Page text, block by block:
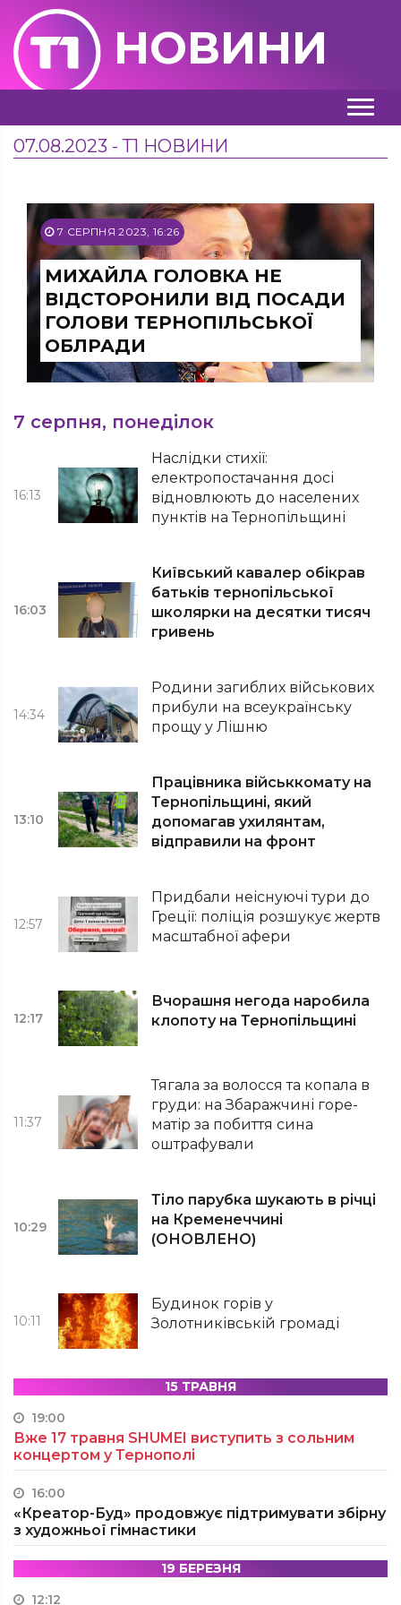
НОВИНИ
07.08.2023 - Т1 НОВИНИ
7 СЕРПНЯ 2023, 16:26
МИХАЙЛА ГОЛОВКА НЕ
ВІДСТОРОНИЛИ ВІД ПОСАДИ
ГОЛОВИ ТЕРНОПІЛЬСЬКОЇ
ОБЛРАДИ
7 серпня, понеділок
16:13
Наслідки стихії:
електропостачання досі
відновлюють до населених
пунктів на Тернопільщині
16:03
Київський кавалер обікрав
батьків тернопільської
школярки на десятки тисяч
гривень
14:34
Родини загиблих військових
прибули на всеукраїнську
прощу у Лішню
13:10
Працівника військкомату на
Тернопільщині, який
допомагав ухилянтам,
відправили на фронт
12:57
Придбали неіснуючі тури до
Греції: поліція розшукує жертв
масштабної афери
12:17
Вчорашня негода наробила
клопоту на Тернопільщині
11:37
Тягала за волосся та копала в
груди: на Збаражчині горе-
матір за побиття сина
оштрафували
10:29
Тіло парубка шукають в річці
на Кременеччині
(ОНОВЛЕНО)
10:11
Будинок горів у
Золотниківській громаді
15 ТРАВНЯ
19:00
Вже 17 травня SHUMEI виступить з сольним
концертом у Тернополі
16:00
«Креатор-Буд» продовжує підтримувати збірну
з художньої гімнастики
19 БЕРЕЗНЯ
12:12